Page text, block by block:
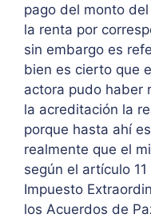
pago del monto
la renta por
sin embargo es
bien es cierto que
actora pudo haber
la acreditación la
porque hasta ahí
realmente que el
según el artículo
Impuesto
los Acuerdos de